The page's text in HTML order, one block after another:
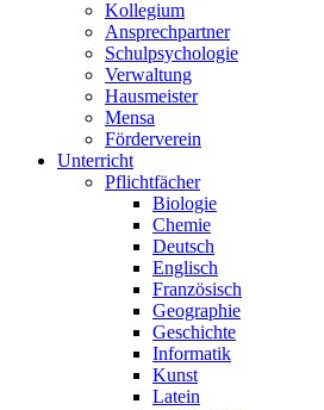
Kollegium
Ansprechpartner
Schulpsychologie
Verwaltung
Hausmeister
Mensa
Förderverein
Unterricht
Pflichtfächer
Biologie
Chemie
Deutsch
Englisch
Französisch
Geographie
Geschichte
Informatik
Kunst
Latein